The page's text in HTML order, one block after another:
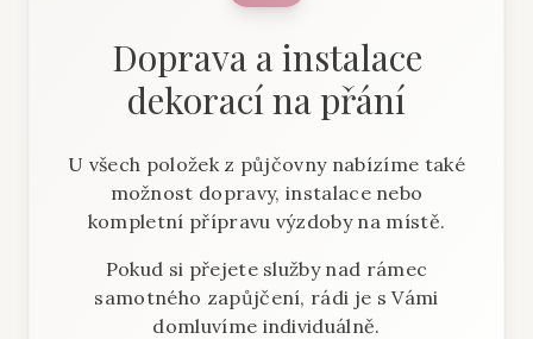
Doprava a instalace
dekorací na přání
U všech položek z půjčovny nabízíme také
možnost dopravy, instalace nebo
kompletní přípravu výzdoby na místě.
Pokud si přejete služby nad rámec
samotného zapůjčení, rádi je s Vámi
domluvíme individuálně.